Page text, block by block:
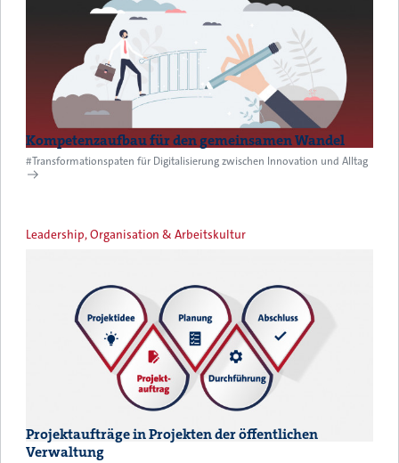
Kompetenzaufbau für den gemeinsamen Wandel
#Transformationspaten für Digitalisierung zwischen Innovation und Alltag
Leadership, Organisation & Arbeitskultur
Projektaufträge in Projekten der öffentlichen
Verwaltung